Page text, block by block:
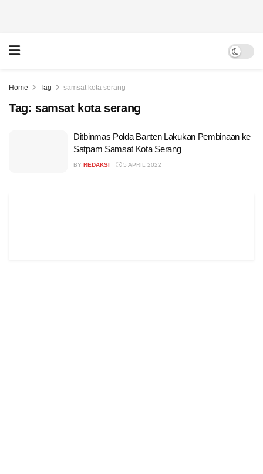
Home Tag samsat kota serang
Tag: samsat kota serang
Ditbinmas Polda Banten Lakukan Pembinaan ke
Satpam Samsat Kota Serang
BY REDAKSI 5 APRIL 2022